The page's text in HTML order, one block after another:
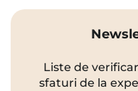
Liste de
sfaturi de la